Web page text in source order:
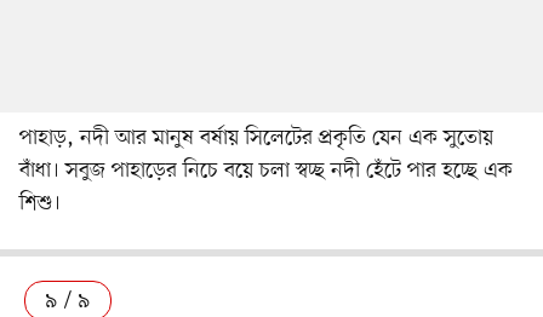
পাহাড়, নদী আর মানুষ বর্ষায় সিলেটের প্রকৃতি যেন এক সুতোয়
বাঁধা। সবুজ পাহাড়ের নিচে বয়ে চলা স্বচ্ছ নদী হেঁটে পার হচ্ছে এক
শিশু।
৯ / ৯